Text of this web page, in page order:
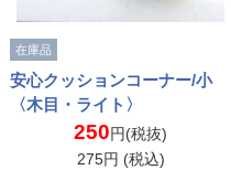
在庫品
安心クッションコーナー/小
〈木目・ライト〉
250円(税抜)
275円 (税込)